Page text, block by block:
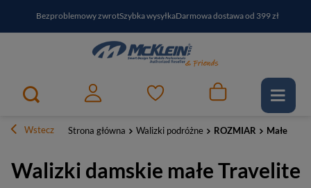
Bezproblemowy zwrotSzybka wysyłkaDarmowa dostawa od 399 zł
PayPo - kup i zapłać za30 dniZapisz się do newslettera i odbierz RABAT
Wstecz Strona główna Walizki podróżne ROZMIAR Małe
Walizki damskie małe Travelite